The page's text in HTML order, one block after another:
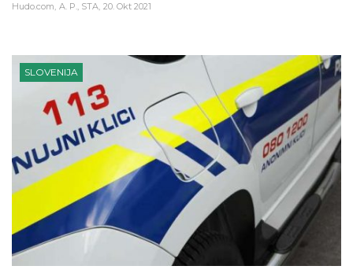
Hudo.com A. P., STA 20. Okt 2021
SLOVENIJA